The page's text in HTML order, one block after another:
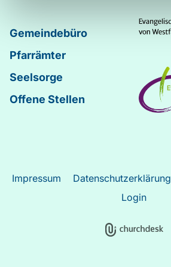
Gemeindebüro
Pfarrämter
Seelsorge
Offene Stellen
Impressum Datenschutzerklärung
Login